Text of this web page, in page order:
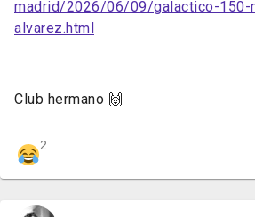
madrid/2026/06/09/galactico-150-
alvarez.html
Club hermano 🙌
2